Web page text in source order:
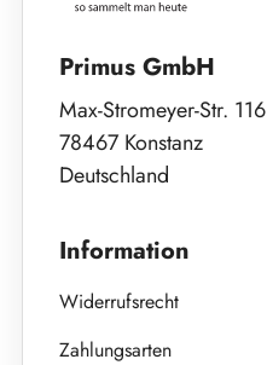
Primus GmbH
Max-Stromeyer-Str. 116
78467 Konstanz
Deutschland
Information
Widerrufsrecht
Zahlungsarten